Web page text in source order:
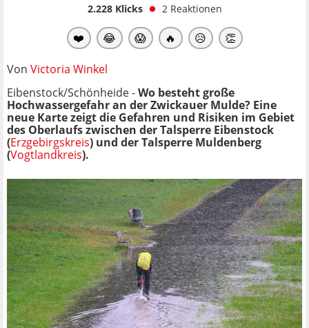
2.228Klicks 2 Reaktionen
❤️ 😂 😱 🔥 😥 👏
Von Victoria Winkel
Eibenstock/Schönheide -Wo besteht große
Hochwassergefahr an der Zwickauer Mulde? Eine
neue Karte zeigt die Gefahren und Risiken im Gebiet
des Oberlaufs zwischen der Talsperre Eibenstock
(Erzgebirgskreis) und der Talsperre Muldenberg
(Vogtlandkreis).